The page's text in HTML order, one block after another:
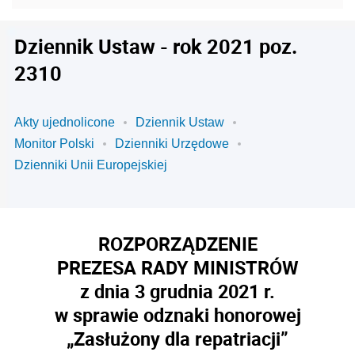
Dziennik Ustaw - rok 2021 poz.
2310
Akty ujednolicone
Dziennik Ustaw
Monitor Polski
Dzienniki Urzędowe
Dzienniki Unii Europejskiej
ROZPORZĄDZENIE
PREZESA RADY MINISTRÓW
z dnia 3 grudnia 2021 r.
w sprawie odznaki honorowej
„Zasłużony dla repatriacji”